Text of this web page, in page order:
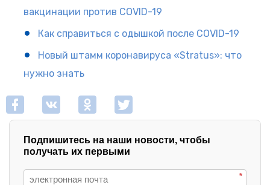
вакцинации против COVID-19
Как справиться с одышкой после COVID-19
Новый штамм коронавируса «Stratus»: что
нужно знать
Подпишитесь на наши новости, чтобы
получать их первыми
*